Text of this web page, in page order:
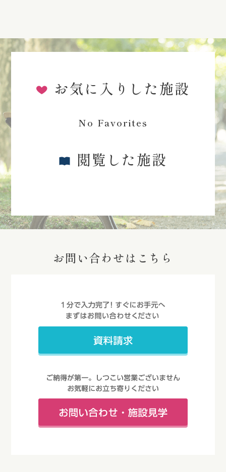
お気に入りした施設
No Favorites
閲覧した施設
お問い合わせはこちら